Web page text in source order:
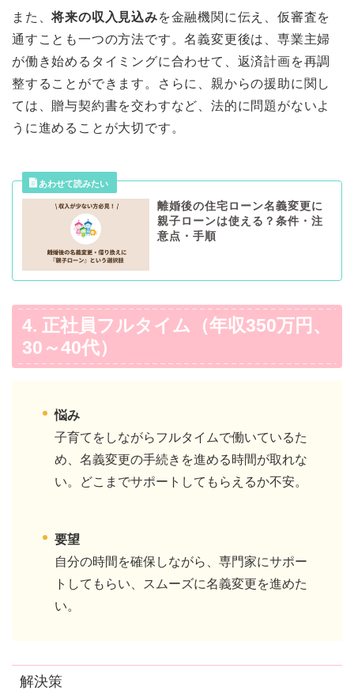
また、将来の収入見込みを金融機関に伝え、仮審査を
通すことも一つの方法です。名義変更後は、専業主婦
が働き始めるタイミングに合わせて、返済計画を再調
整することができます。さらに、親からの援助に関し
ては、贈与契約書を交わすなど、法的に問題がないよ
うに進めることが大切です。
離婚後の住宅ローン名義変更に
親子ローンは使える？条件・注
意点・手順
4. 正社員フルタイム（年収350万円、
30～40代）
悩み
子育てをしながらフルタイムで働いているた
め、名義変更の手続きを進める時間が取れな
い。どこまでサポートしてもらえるか不安。
要望
自分の時間を確保しながら、専門家にサポー
トしてもらい、スムーズに名義変更を進めた
い。
解決策